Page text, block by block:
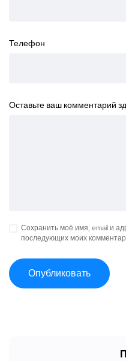
Телефон
Оставьте ваш комментарий
Сохранить моё имя, email и
последующих моих